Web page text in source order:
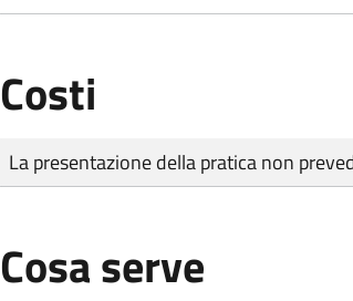
Costi
Tipo di pagamento
Importo
La presentazione della pratica non
Cosa serve